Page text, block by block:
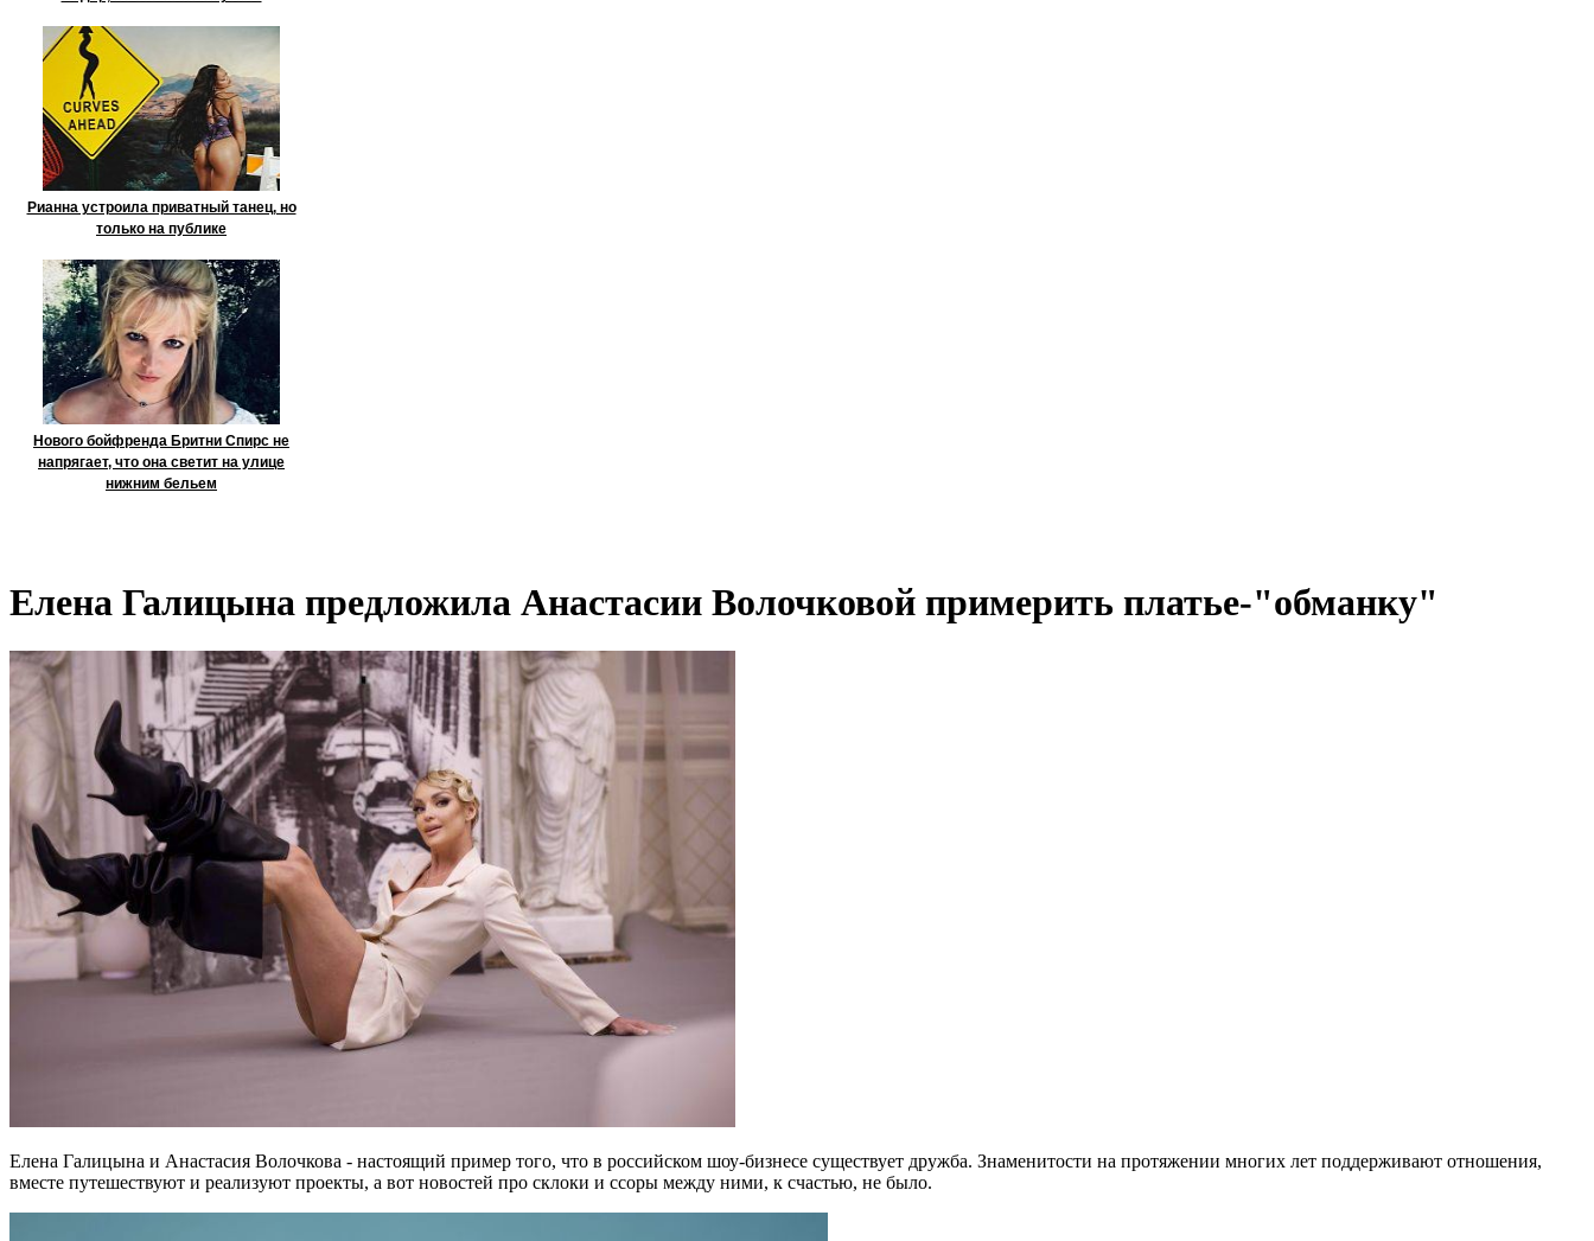
Рианна устроила приватный танец, но
только на публике
Нового бойфренда Бритни Спирс не
напрягает, что она светит на улице
нижним бельем
Елена Галицына предложила Анастасии Волочковой примерить платье-"обманку"
Елена Галицына и Анастасия Волочкова - настоящий пример того, что в российском шоу-бизнесе существует дружба. Знаменитости на протяжении многих лет поддерживают отношения,
вместе путешествуют и реализуют проекты, а вот новостей про склоки и ссоры между ними, к счастью, не было.